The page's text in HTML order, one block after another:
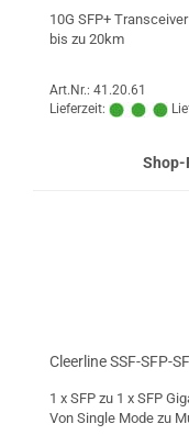
10G SFP+
bis zu 20km
Art.Nr.: 41.20.61
Lieferzeit:
Shop-
Cleerline SSF-SFP-
1 x SFP zu 1 x SFP
Von Single Mode zu